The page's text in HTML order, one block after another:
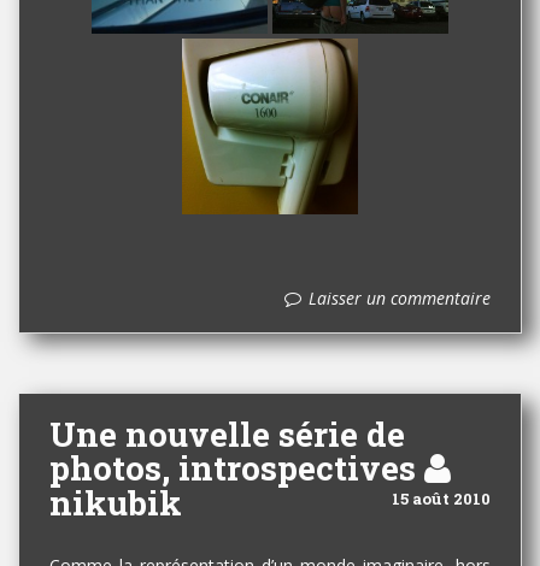
Laisser un commentaire
Une nouvelle série de
photos, introspectives
15 août 2010
nikubik